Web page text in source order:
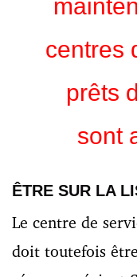
centres
prêts
sont
ÊTRE SUR LA
Le centre de
doit toutefois